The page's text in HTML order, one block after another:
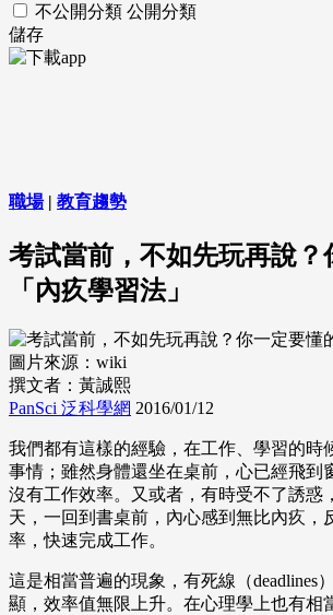
不公開分類 公開分類
儲存
職場| 教育趨勢
考試當前，不如先玩再說？
「內疚學習法」
圖片來源：wiki
撰文者：黃誠熙
PanSci 泛科學網 2016/01/12
我們都有這樣的經驗，在工作、學習的時
事情；雖然身體還坐在桌前，心已經飛到
沒有工作效率。又或者，有時受不了誘惑
天，一回到書桌前，內心感到無比內疚，
率，快速完成工作。
這是相當普遍的現象，有死線（deadlines
顯，效率值無限上升。在心理學上也有相